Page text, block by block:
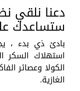
دعنا نلقي
ستساعدك
بادئ ذي بدء ،
استهلاك السكر
الكولا وعصائر
الغازية.